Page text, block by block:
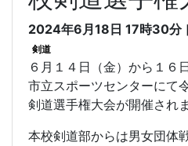
2024年6月18日 17時30分
剣道
６月１４日（金）から１６
市立スポーツセンターにて
剣道選手権大会が開催され
本校剣道部からは男女団体